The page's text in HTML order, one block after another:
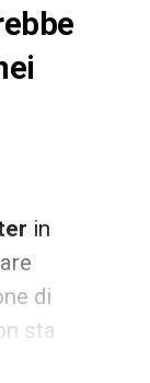
in
di
sta
e i